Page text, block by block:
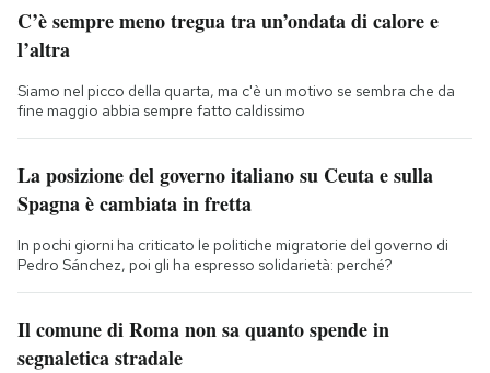
C’è sempre meno tregua tra un’ondata di calore e
l’altra
Siamo nel picco della quarta, ma c'è un motivo se sembra che da
fine maggio abbia sempre fatto caldissimo
La posizione del governo italiano su Ceuta e sulla
Spagna è cambiata in fretta
In pochi giorni ha criticato le politiche migratorie del governo di
Pedro Sánchez, poi gli ha espresso solidarietà: perché?
Il comune di Roma non sa quanto spende in
segnaletica stradale